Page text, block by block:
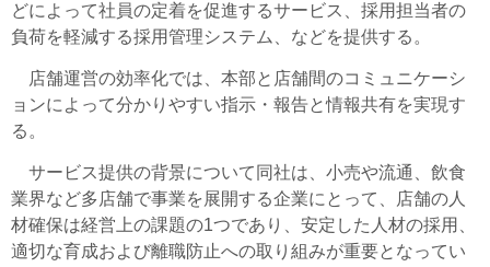
どによって社員の定着を促進するサービス、採用担当者の
負荷を軽減する採用管理システム、などを提供する。
店舗運営の効率化では、本部と店舗間のコミュニケーシ
ョンによって分かりやすい指示・報告と情報共有を実現す
る。
サービス提供の背景について同社は、小売や流通、飲食
業界など多店舗で事業を展開する企業にとって、店舗の人
材確保は経営上の課題の1つであり、安定した人材の採用、
適切な育成および離職防止への取り組みが重要となってい